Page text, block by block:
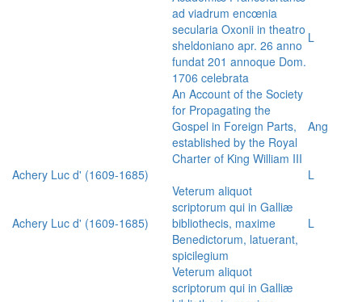
ad viadrum encœnia
secularia Oxonii in theatro
sheldoniano apr. 26 anno
fundat 201 annoque Dom.
1706 celebrata
L
An Account of the Society
for Propagating the
Gospel in Foreign Parts,
established by the Royal
Charter of King William III
Ang
Achery Luc d' (1609-1685) L
Achery Luc d' (1609-1685)
Veterum aliquot
scriptorum qui in Galliæ
bibliothecis, maxime
Benedictorum, latuerant,
spicilegium
L
Veterum aliquot
scriptorum qui in Galliæ